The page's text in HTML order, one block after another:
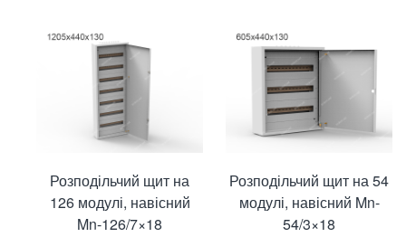
Розподільчий щит на
126 модулі, навісний
Mn-126/7×18
Розподільчий щит на 54
модулі, навісний Mn-
54/3×18